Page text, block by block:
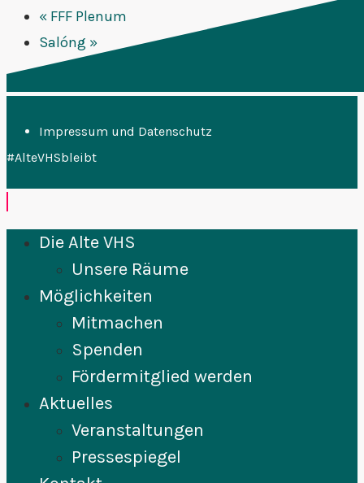
« FFF Plenum
Salóng »
Impressum und Datenschutz
#AlteVHSbleibt
Die Alte VHS
Unsere Räume
Möglichkeiten
Mitmachen
Spenden
Fördermitglied werden
Aktuelles
Veranstaltungen
Pressespiegel